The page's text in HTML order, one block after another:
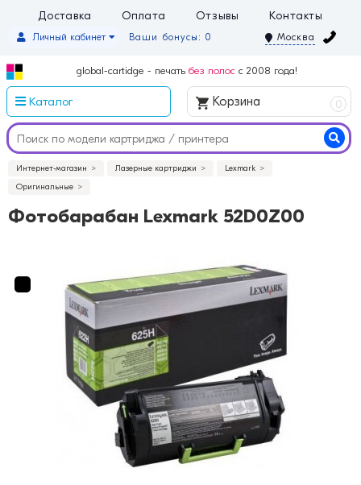
Доставка Оплата Отзывы Контакты
Ваши бонусы: 0
Личный кабинет Москва
global-cartidge - печать без полос с 2008 года!
Каталог Корзина 0
Интернет-магазин Лазерные картриджи
Lexmark
Оригинальные
Фотобарабан Lexmark 52D0Z00